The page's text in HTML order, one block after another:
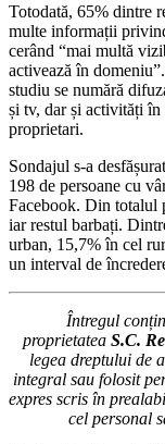
Totodată, 65% dintre
multe informații
cerând “mai multă
activează în
studiu se numără
și tv, dar și activități
proprietari.
Sondajul s-a
198 de persoane cu
Facebook. Din totalul
iar restul barbați.
urban, 15,7% în cel
un interval de
Întregul
proprietatea S.C.
legea dreptului de
integral sau folosit
expres scris în
cel personal